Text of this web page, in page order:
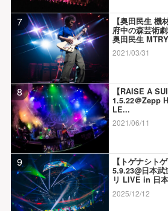
7
【奥田民生 機
府中の森芸術
奥田民生
2021/03/31
8
【RAISE A
1.5.22＠Zepp
LE...
2021/06/11
9
【トゲナシト
5.9.23@日本
リ LIVE in 日
2025/12/12